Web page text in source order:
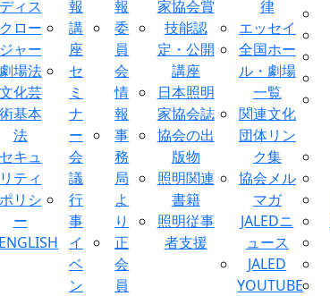
ディス
クロー
ジャー
劇場法
文化芸
術基本
法
セキュ
リティ
ポリシ
ー
ENGLISH
報
講
座
セ
ミ
ナ
ー
会
議
行
事
イ
ベ
ン
報
委
員
会
情
報
事
務
局
よ
り
正
会
員
家協会賞
技能認
定・公開
講座
日本照明
家協会誌
協会の出
版物
照明関連
書籍
照明従事
者支援
律
エッセイ
全国ホー
ル・劇場
一覧
関連文化
団体リン
ク集
協会メル
マガ
JALEDニ
ュース
JALED
YOUTUBE